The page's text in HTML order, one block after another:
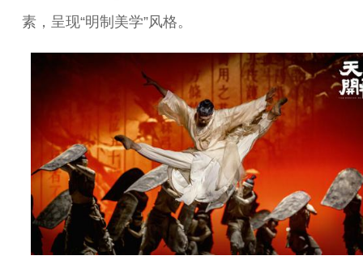
素，呈现“明制美学”风格。